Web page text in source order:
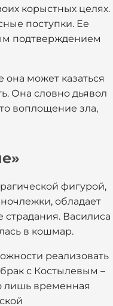
корыстных целях.
поступки. Ее
подтверждением
может казаться
Она словно дьявол
воплощение зла,
фигурой,
обладает
страдания. Василиса
в кошмар.
реализовать
с Костылевым –
лишь временная